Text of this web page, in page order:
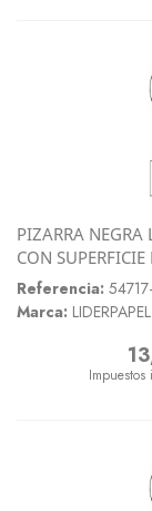
PIZARRA NEGRA
CON
Referencia:
Marca: LIDERPAPEL
Precio